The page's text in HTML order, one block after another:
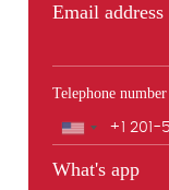
Email address
Telephone number
Phone
What's app